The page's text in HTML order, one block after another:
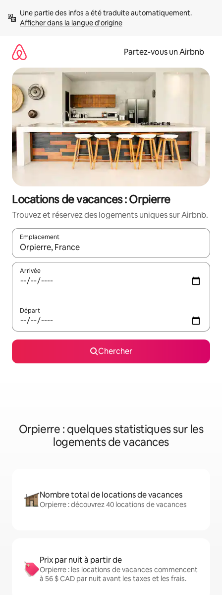
directement
Afficher dans la langue d'origine
Partez-vous un Airbnb
Locations de vacances : Orpierre
Trouvez et réservez des logements uniques sur Airbnb.
Emplacement
Quand les résultats sont affichés, parcourez-les en utilisant
Arrivée
Départ
Chercher
Orpierre : quelques statistiques sur les
logements de vacances
Nombre total de locations de vacances
Orpierre : découvrez 40 locations de vacances
Prix par nuit à partir de
Orpierre : les locations de vacances commencent
à 56 $ CAD par nuit avant les taxes et les frais.